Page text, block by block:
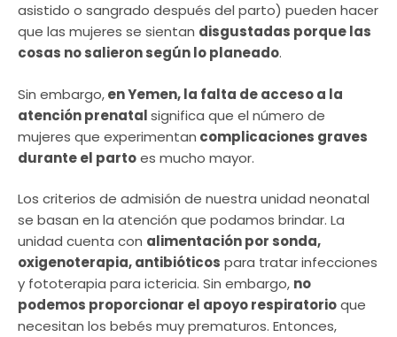
asistido o sangrado después del parto) pueden hacer
que las mujeres se sientan disgustadas porque las
cosas no salieron según lo planeado.
Sin embargo,en Yemen, la falta de acceso a la
atención prenatalsignifica que el número de
mujeres que experimentan complicaciones graves
durante el partoes mucho mayor.
Los criterios de admisión de nuestra unidad neonatal
se basan en la atención que podamos brindar. La
unidad cuenta con alimentación por sonda,
oxigenoterapia, antibióticos para tratar infecciones
y fototerapia para ictericia. Sin embargo, no
podemos proporcionar el apoyo respiratorioque
necesitan los bebés muy prematuros. Entonces,